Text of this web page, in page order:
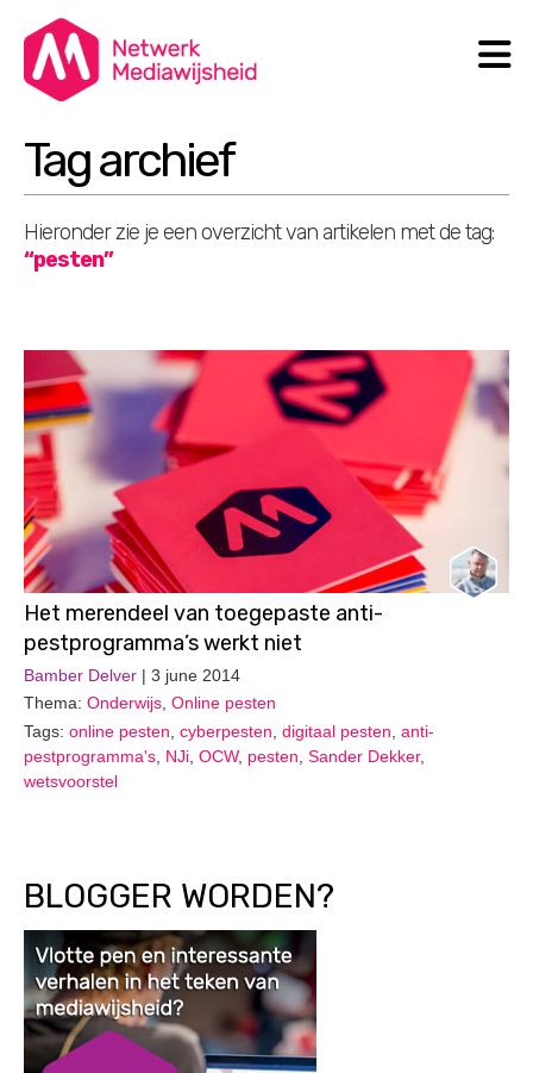
Search
Tag archief
Hieronder zie je een overzicht van artikelen met de tag:
“pesten”
Het merendeel van toegepaste anti-
pestprogramma’s werkt niet
Bamber Delver | 3 june 2014
Thema: Onderwijs, Online pesten
Tags: online pesten, cyberpesten, digitaal pesten, anti-
pestprogramma's, NJi, OCW, pesten, Sander Dekker,
wetsvoorstel
BLOGGER WORDEN?